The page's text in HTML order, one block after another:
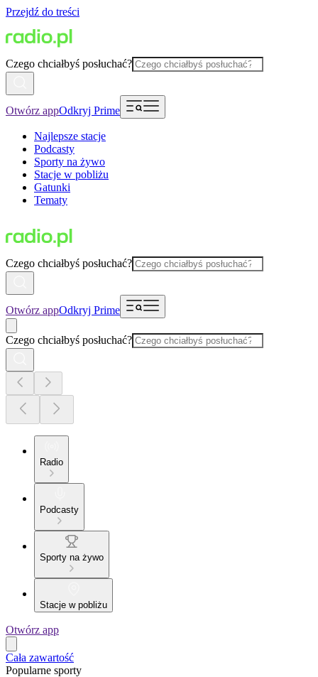
Przejdź do treści
Czego chciałbyś posłuchać?
Otwórz appOdkryj Prime
Najlepsze stacje
Podcasty
Sporty na żywo
Stacje w pobliżu
Gatunki
Tematy
Czego chciałbyś posłuchać?
Otwórz appOdkryj Prime
Czego chciałbyś posłuchać?
Radio
Podcasty
Sporty na żywo
Stacje w pobliżu
Otwórz app
Cała zawartość
Popularne sporty